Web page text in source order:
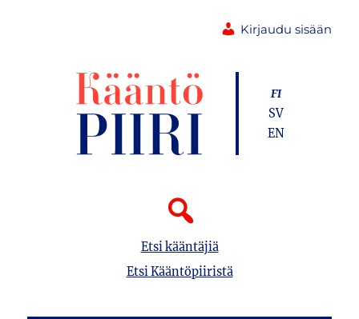
Kirjaudu sisään
Etsi kääntäjiä
Etsi Kääntöpiiristä
FI
SV
EN